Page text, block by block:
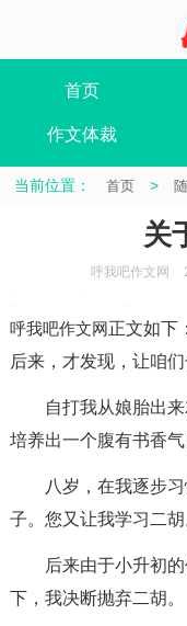
首页
作文体裁
当前位置： 首页 >
关
呼我吧作文网
呼我吧作文网正文如下：
后来，才发现，让咱
自打我从娘胎出来
培养出一个腹有书香气
八岁，在我逐步习
子。您又让我学习二胡
后来由于小升初的
下，我决断抛弃二胡。